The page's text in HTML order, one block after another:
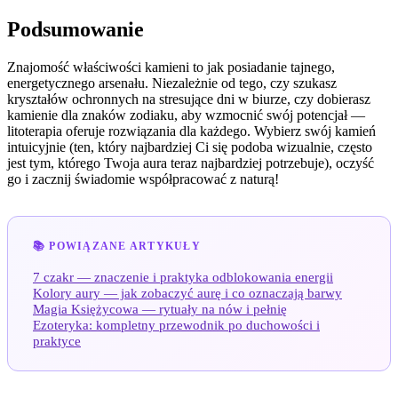
Podsumowanie
Znajomość właściwości kamieni to jak posiadanie tajnego,
energetycznego arsenału. Niezależnie od tego, czy szukasz
kryształów ochronnych na stresujące dni w biurze, czy dobierasz
kamienie dla znaków zodiaku, aby wzmocnić swój potencjał —
litoterapia oferuje rozwiązania dla każdego. Wybierz swój kamień
intuicyjnie (ten, który najbardziej Ci się podoba wizualnie, często
jest tym, którego Twoja aura teraz najbardziej potrzebuje), oczyść
go i zacznij świadomie współpracować z naturą!
📚 POWIĄZANE ARTYKUŁY
7 czakr — znaczenie i praktyka odblokowania energii
Kolory aury — jak zobaczyć aurę i co oznaczają barwy
Magia Księżycowa — rytuały na nów i pełnię
Ezoteryka: kompletny przewodnik po duchowości i
praktyce